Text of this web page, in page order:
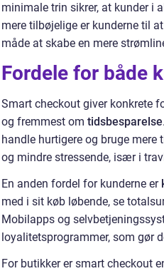
minimale trin sikrer, at kunder i
mere tilbøjelige er kunderne til
måde at skabe en mere
Fordele for både
Smart checkout giver konkrete
og fremmest om tidsbesparelse
handle hurtigere og bruge mere
og mindre stressende, især i
En anden fordel for kunderne er
med i sit køb løbende, se
Mobilapps og
loyalitetsprogrammer, som gør
For butikker er smart checkout